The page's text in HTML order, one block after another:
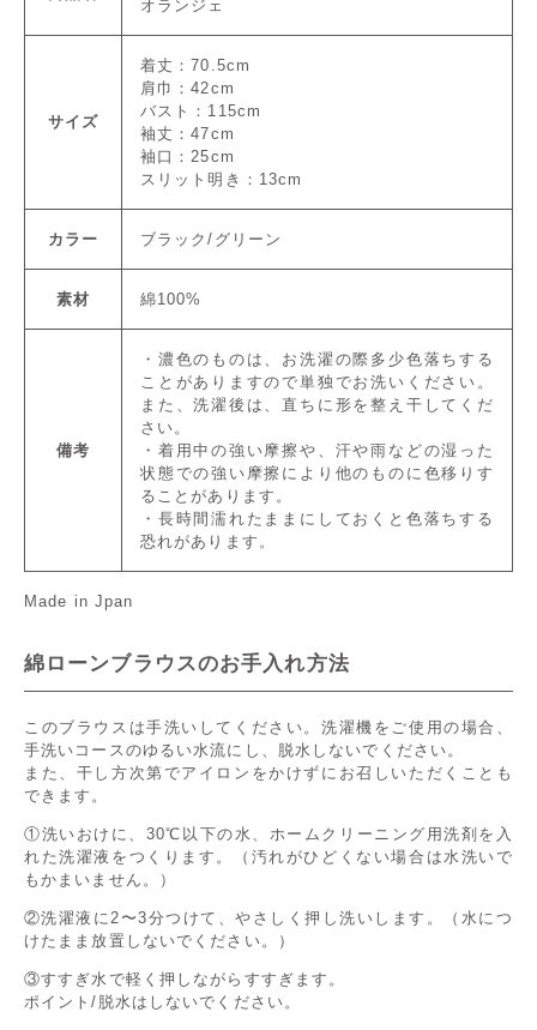
オランジェ
サイズ
着丈：70.5cm
肩巾：42cm
バスト：115cm
袖丈：47cm
袖口：25cm
スリット明き：13cm
カラー ブラック/グリーン
素材 綿100%
備考
・濃色のものは、お洗濯の際多少色落ちする
ことがありますので単独でお洗いください。
また、洗濯後は、直ちに形を整え干してくだ
さい。
・着用中の強い摩擦や、汗や雨などの湿った
状態での強い摩擦により他のものに色移りす
ることがあります。
・長時間濡れたままにしておくと色落ちする
恐れがあります。
Made in Jpan
綿ローンブラウスのお手入れ方法
このブラウスは手洗いしてください。洗濯機をご使用の場合、
手洗いコースのゆるい水流にし、脱水しないでください。
また、干し方次第でアイロンをかけずにお召しいただくことも
できます。
①洗いおけに、30℃以下の水、ホームクリーニング用洗剤を入
れた洗濯液をつくります。（汚れがひどくない場合は水洗いで
もかまいません。）
②洗濯液に2〜3分つけて、やさしく押し洗いします。（水につ
けたまま放置しないでください。）
③すすぎ水で軽く押しながらすすぎます。
ポイント/脱水はしないでください。